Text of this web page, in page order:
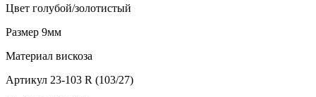
Цвет голубой/золотистый
Размер 9мм
Материал вискоза
Артикул 23-103 R (103/27)